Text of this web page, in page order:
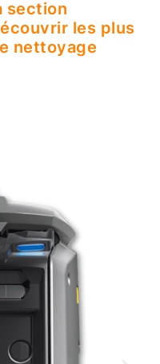
section
les plus
nettoyage